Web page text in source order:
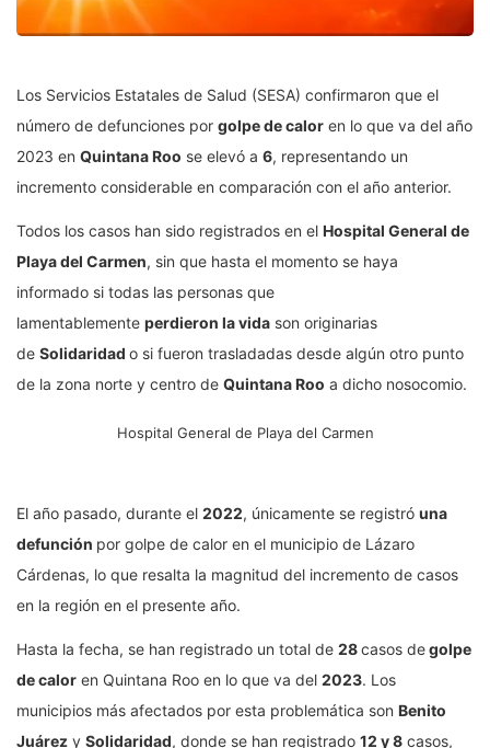
Los Servicios Estatales de Salud (SESA) confirmaron que el
número de defunciones por golpe de calor en lo que va del año
2023 en Quintana Roo se elevó a 6, representando un
incremento considerable en comparación con el año anterior.
Todos los casos han sido registrados en el Hospital General de
Playa del Carmen, sin que hasta el momento se haya
informado si todas las personas que
lamentablemente perdieron la vida son originarias
de Solidaridad o si fueron trasladadas desde algún otro punto
de la zona norte y centro de Quintana Roo a dicho nosocomio.
Hospital General de Playa del Carmen
El año pasado, durante el 2022, únicamente se registró una
defunción por golpe de calor en el municipio de Lázaro
Cárdenas, lo que resalta la magnitud del incremento de casos
en la región en el presente año.
Hasta la fecha, se han registrado un total de 28casos degolpe
de calor en Quintana Roo en lo que va del 2023. Los
municipios más afectados por esta problemática son Benito
Juárez y Solidaridad, donde se han registrado 12 y 8 casos,